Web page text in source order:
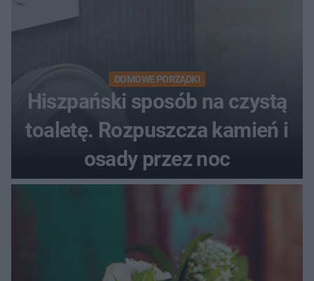
DOMOWE PORZĄDKI
Hiszpański sposób na czystą
toaletę. Rozpuszcza kamień i
osady przez noc